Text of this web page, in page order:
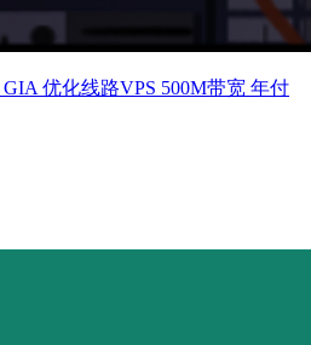
优化线路VPS 500M带宽 年付